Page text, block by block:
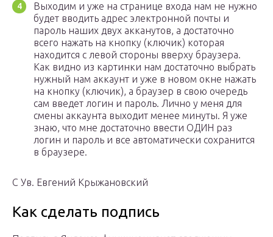
Выходим и уже на странице входа нам не нужно
будет вводить адрес электронной почты и
пароль наших двух акканутов, а достаточно
всего нажать на кнопку (ключик) которая
находится с левой стороны вверху браузера.
Как видно из картинки нам достаточно выбрать
нужный нам аккаунт и уже в новом окне нажать
на кнопку (ключик), а браузер в свою очередь
сам введет логин и пароль. Лично у меня для
смены аккаунта выходит менее минуты. Я уже
знаю, что мне достаточно ввести ОДИН раз
логин и пароль и все автоматически сохранится
в браузере.
С Ув. Евгений Крыжановский
Как сделать подпись